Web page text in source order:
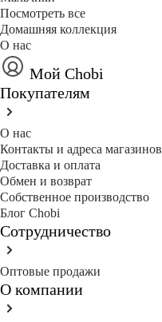
Посмотреть все
Домашняя коллекция
О нас
Мой Chobi
Покупателям
О нас
Контакты и адреса магазинов
Доставка и оплата
Обмен и возврат
Собственное производство
Блог Сhobi
Сотрудничество
Оптовые продажи
О компании